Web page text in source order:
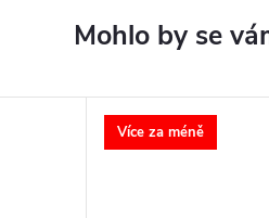
Více za méně